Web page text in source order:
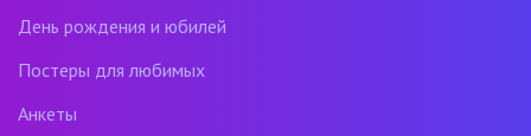
День рождения и юбилей
Постеры для любимых
Анкеты